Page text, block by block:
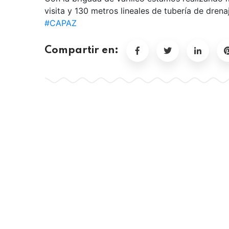
visita y 130 metros lineales de tubería de
#CAPAZ
Compartir en: